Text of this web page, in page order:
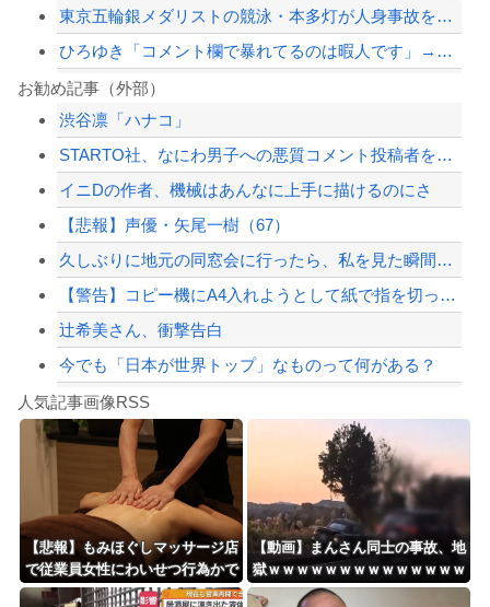
東京五輪銀メダリストの競泳・本多灯が人身事故を起こし「危険運転致傷」で起訴さ...
ひろゆき「コメント欄で暴れてるのは暇人です」→ネット民、一言で片付けられてしまう...
【悲報】バットを買って店を出たお兄さん、いきなり警察に捕まるｗｗｗｗｗ
【緊急速報】NYで警官が黒人男性の首を絞め、暴動第二波不可避へ
Powered by livedoor 相互RSS
お勧め記事（外部）
渋谷凛「ハナコ」
STARTO社、なにわ男子への悪質コメント投稿者を特定し法的追及へ 「特定メンバ...
イニDの作者、機械はあんなに上手に描けるのにさ
【悲報】声優・矢尾一樹（67）
久しぶりに地元の同窓会に行ったら、私を見た瞬間何人かが固まった。「え、生きてたの...
【警告】コピー機にA4入れようとして紙で指を切った奴。今すぐ病院にいけ。腕一本切...
辻希美さん、衝撃告白
今でも「日本が世界トップ」なものって何がある？
日傘もって行っていざ開こうとしたら靴べらだった
8/4のニュース
更新中止のお知らせ
海外「おめでとうタキ！」リヴァプール南野がバースデーゴール！！
人気記事画像RSS
【悲報】もみほぐしマッサージ店
で従業員女性にわいせつ行為かで
男を逮捕ｗｗｗｗｗｗｗｗｗ
【動画】まんさん同士の事故、地
獄ｗｗｗｗｗｗｗｗｗｗｗｗｗｗ
ｗ